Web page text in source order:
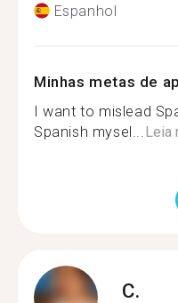
Espanhol
Minhas metas de
I want to mislead
Spanish mysel... Leia
C.